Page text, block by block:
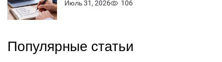
Июль 31, 2026 106
Популярные статьи